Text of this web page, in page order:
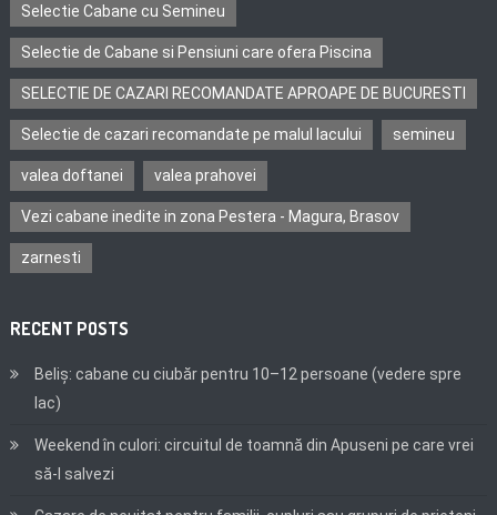
Selectie Cabane cu Semineu
Selectie de Cabane si Pensiuni care ofera Piscina
SELECTIE DE CAZARI RECOMANDATE APROAPE DE BUCURESTI
Selectie de cazari recomandate pe malul lacului semineu
valea doftanei valea prahovei
Vezi cabane inedite in zona Pestera - Magura, Brasov
zarnesti
RECENT POSTS
Beliș: cabane cu ciubăr pentru 10–12 persoane (vedere spre
lac)
Weekend în culori: circuitul de toamnă din Apuseni pe care vrei
să-l salvezi